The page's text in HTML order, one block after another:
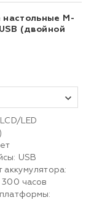
M-
(двойной
LED
USB
аккумулятора:
часов